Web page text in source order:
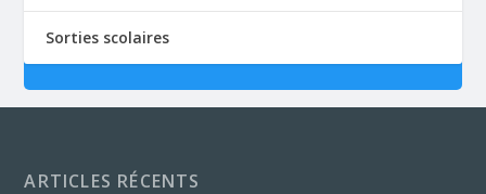
Sorties scolaires
ARTICLES RÉCENTS